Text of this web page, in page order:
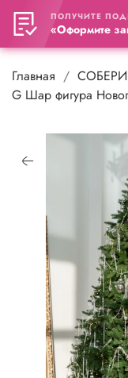
Главная
G Шар фигура
«Оформите